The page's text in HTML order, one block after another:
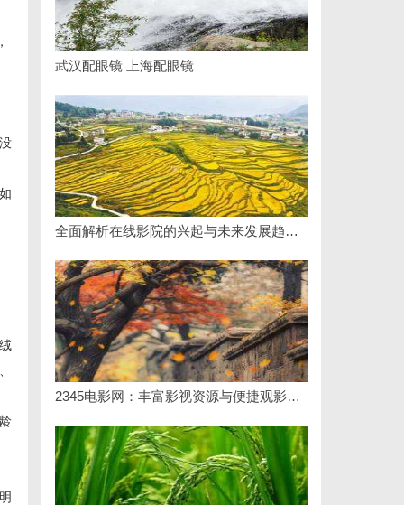
武汉配眼镜 上海配眼镜
全面解析在线影院的兴起与未来发展趋势探讨
2345电影网：丰富影视资源与便捷观影体验的最佳选择